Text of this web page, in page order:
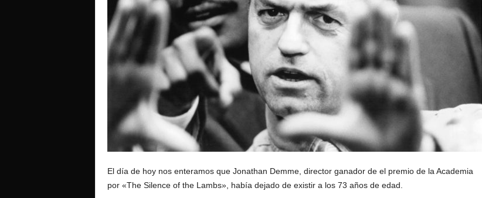
El día de hoy nos enteramos que Jonathan Demme, director ganador de el premio de la Academia
por «The Silence of the Lambs», había dejado de existir a los 73 años de edad.